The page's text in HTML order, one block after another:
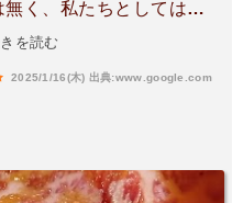
く、私たちとしては焼
嬉しい限りです👌！注
を読む
2025/1/16(木) 出典:www.google.com